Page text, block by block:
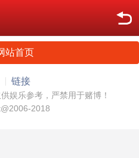
站首页
链接
娱乐参考，严禁用于赌博！
2018